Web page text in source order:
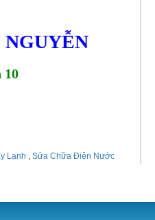
10
Lạnh Sửa Chữa Điện Nước